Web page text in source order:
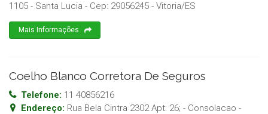
1105 - Santa Lucia - Cep: 29056245 - Vitoria/ES
Mais Informações
Coelho Blanco Corretora De Seguros
Telefone: 11 40856216
Endereço: Rua Bela Cintra 2302 Apt: 26; - Consolacao -